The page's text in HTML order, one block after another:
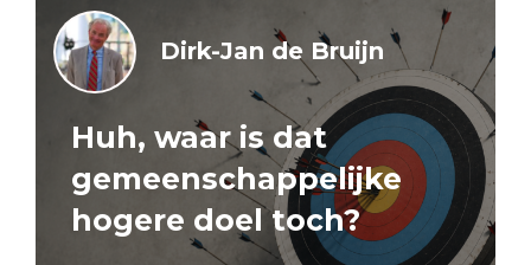
Dirk-Jan de Bruijn
Huh, waar is dat
gemeenschappelijke
hogere doel toch?